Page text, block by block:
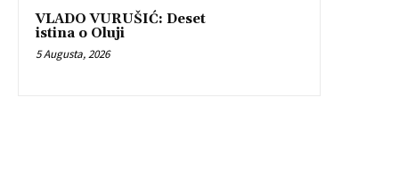
VLADO VURUŠIĆ: Deset
istina o Oluji
5 Augusta, 2026